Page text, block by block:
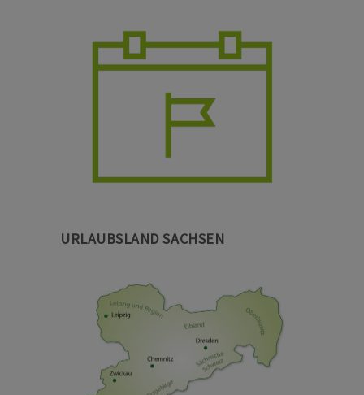
URLAUBSLAND SACHSEN